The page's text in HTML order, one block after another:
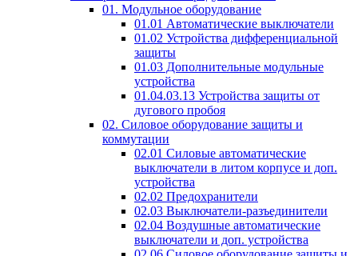
01. Модульное оборудование
01.01 Автоматические выключатели
01.02 Устройства дифференциальной
защиты
01.03 Дополнительные модульные
устройства
01.04.03.13 Устройства защиты от
дугового пробоя
02. Силовое оборудование защиты и
коммутации
02.01 Силовые автоматические
выключатели в литом корпусе и доп.
устройства
02.02 Предохранители
02.03 Выключатели-разъединители
02.04 Воздушные автоматические
выключатели и доп. устройства